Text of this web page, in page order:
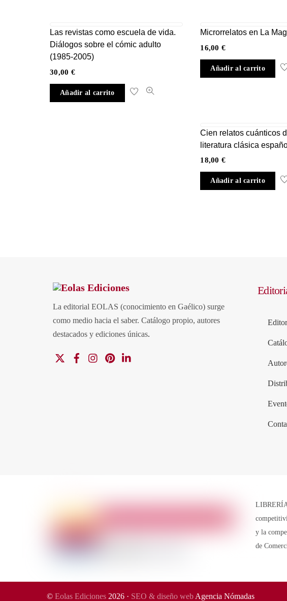
Las revistas como escuela de vida.
Diálogos sobre el cómic adulto
(1985-2005)
30,00 €
Añadir al carrito
Microrrelatos en La
16,00€
Añadir al carrito
Cien relatos cuánticos
literatura clásica
18,00€
Añadir al carrito
La editorial EOLAS (conocimiento en Gaélico) surge
como medio hacia el saber. Catálogo propio, autores
destacados y ediciones únicas.
FacebookInstagramPinterest
y la
de
© Eolas Ediciones 2026 · SEO & diseño web Agencia Nómadas